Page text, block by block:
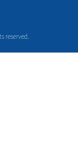
reserved.